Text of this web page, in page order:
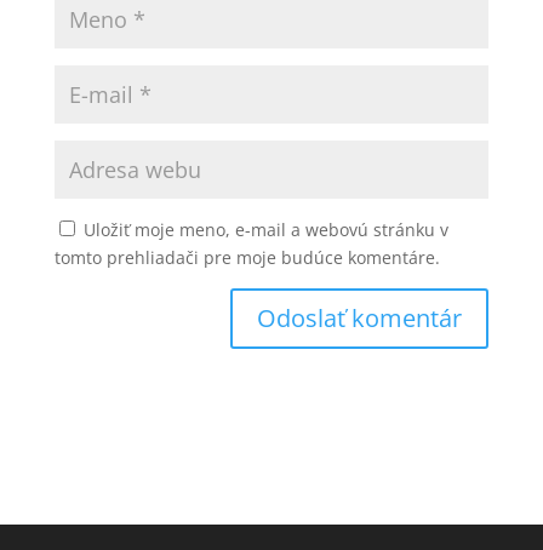
Uložiť moje meno, e-mail a webovú stránku v
tomto prehliadači pre moje budúce komentáre.